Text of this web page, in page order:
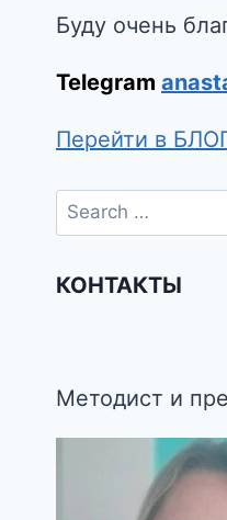
Буду очень
Telegram
Перейти в
КОНТАКТЫ
Методист и